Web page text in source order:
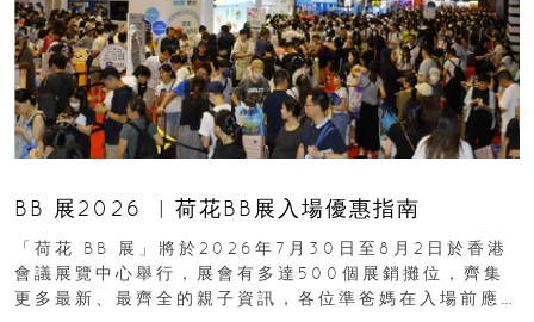
BB 展2026 ︳荷花BB展入場優惠指南
「荷花 BB 展」將於2026年7月30日至8月2日於香港
會議展覽中心舉行，展會有多達500個展銷攤位，齊集
更多最新、最齊全的親子資訊，各位準爸媽在入場前應